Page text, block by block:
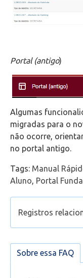
Portal (antigo)
Algumas
migradas para o
não ocorre,
no portal antigo.
Tags: Manual
Aluno, Portal
Registros
(Aluno) Não
Senha
Sobre essa FAQ